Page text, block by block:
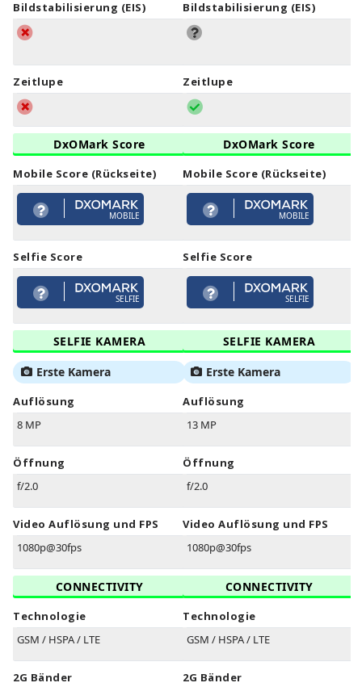
Bildstabilisierung (EIS)
Zeitlupe
DxOMark Score
Mobile Score (Rückseite)
MOBILE
Selfie Score
SELFIE
SELFIE KAMERA
Erste Kamera
Auflösung
8 MP
Öffnung
f/2.0
Video Auflösung und FPS
1080p@30fps
CONNECTIVITY
Technologie
GSM / HSPA / LTE
2G Bänder
Bildstabilisierung (EIS)
Zeitlupe
DxOMark Score
Mobile Score (Rückseite)
MOBILE
Selfie Score
SELFIE
SELFIE KAMERA
Erste Kamera
Auflösung
13 MP
Öffnung
f/2.0
Video Auflösung und FPS
1080p@30fps
CONNECTIVITY
Technologie
GSM / HSPA / LTE
2G Bänder